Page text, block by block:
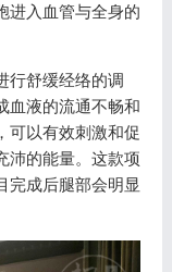
进入血管与全身的
行舒缓经络的调
血液的流通不畅和
可以有效刺激和促
沛的能量。这款项
完成后腿部会明显